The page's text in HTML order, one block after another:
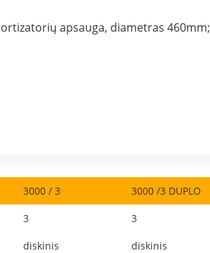
apsauga, diametras 460mm;
3000 / 3 3000 /3 DUPLO
3 3
diskinis diskinis